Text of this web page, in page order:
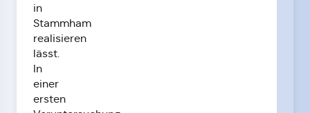
in
Stammham
realisieren
lässt.
In
einer
ersten